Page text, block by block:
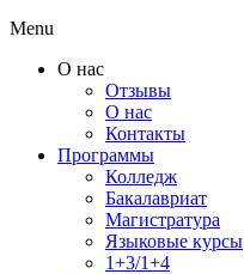
Menu
О нас
Отзывы
О нас
Контакты
Программы
Колледж
Бакалавриат
Магистратура
Языковые курсы
1+3/1+4